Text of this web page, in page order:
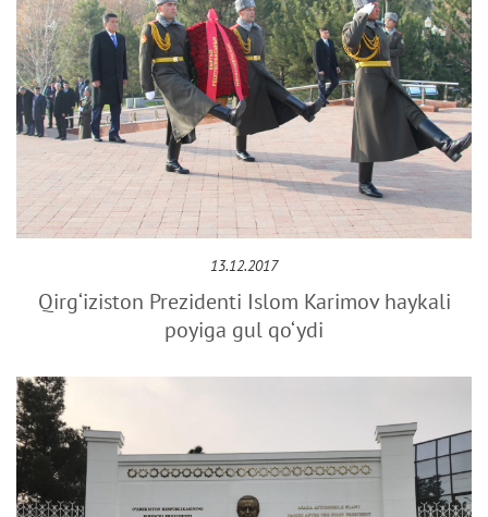
13.12.2017
Qirg‘iziston Prezidenti Islom Karimov haykali
poyiga gul qo‘ydi